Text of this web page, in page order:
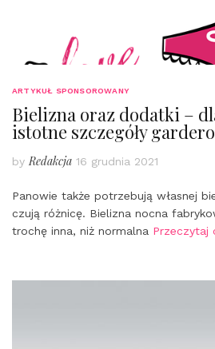
ARTYKUŁ SPONSOROWANY
Bielizna oraz dodatki –
istotne szczegóły
by Redakcja 16 grudnia 2021
Panowie także potrzebują własnej
czują różnicę. Bielizna nocna
trochę inna, niż normalna Przeczytaj